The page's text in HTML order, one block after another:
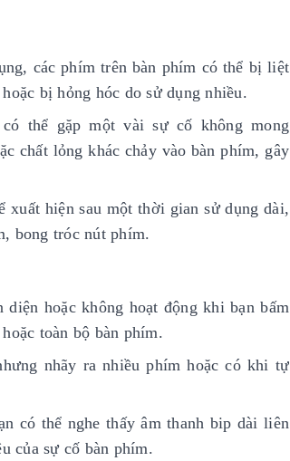
các phím trên bàn phím có thể bị liệt
bị hỏng hóc do sử dụng nhiều.
thể gặp một vài sự cố không mong
chất lỏng khác chảy vào bàn phím, gây
hiện sau một thời gian sử dụng dài,
bong tróc nút phím.
hoặc không hoạt động khi bạn bấm
toàn bộ bàn phím.
nhãy ra nhiều phím hoặc có khi tự
có thể nghe thấy âm thanh bip dài liên
của sự cố bàn phím.